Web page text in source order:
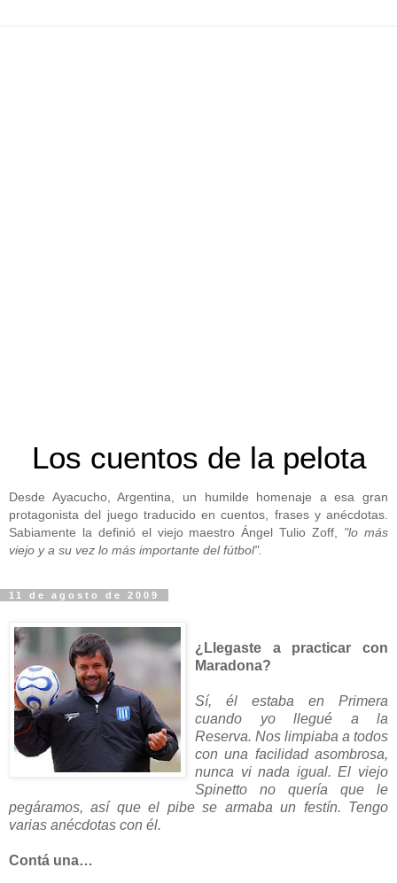
Los cuentos de la pelota
Desde Ayacucho, Argentina, un humilde homenaje a esa gran
protagonista del juego traducido en cuentos, frases y anécdotas.
Sabiamente la definió el viejo maestro Ángel Tulio Zoff, "lo más
viejo y a su vez lo más importante del fútbol".
11 de agosto de 2009
¿Llegaste a practicar con
Maradona?
Sí, él estaba en Primera
cuando yo llegué a la
Reserva. Nos limpiaba a todos
con una facilidad asombrosa,
nunca vi nada igual. El viejo
Spinetto no quería que le
pegáramos, así que el pibe se armaba un festín. Tengo
varias anécdotas con él.
Contá una…